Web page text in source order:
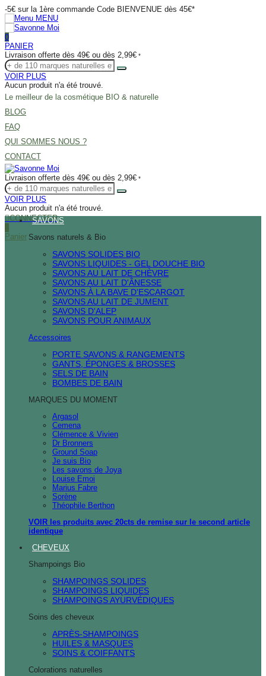
Livraison en 48h *
MENU
0
PANIER
Livraison offerte dès 49€ ou dès 2,99€ *
VOIR PLUS
Aucun produit n'a été trouvé.
Le meilleur de la cosmétique BIO & naturelle
BLOG
FAQ
QUI SOMMES NOUS ?
CONTACT
Livraison offerte dès 49€ ou dès 2,99€ *
VOIR PLUS
Aucun produit n'a été trouvé.
CONNECTER
Panier
SAVONS
Savons naturels & Bio
SAVONS SOLIDES BIO
SAVONS LIQUIDES - GEL DOUCHE BIO
SAVONS AU LAIT DE CHÈVRE
SAVONS AU LAIT D'ÂNESSE
SAVONS À LA BAVE D'ESCARGOT
SAVONS AU LAIT DE JUMENT
SAVONS D'ALEP
SAVONS POUR ANIMAUX
Accessoires
PORTE SAVONS & RANGEMENTS
GANTS, ÉPONGES & BROSSES
SELS DE BAIN
BOMBES DE BAIN
MARQUES DU MOMENT
Argasol
Cemena
Clémence & Vivien
Dr Bronners
Ground Soap
Je suis Bio
Les savons de Joya
Louise Emoi
Marius Fabre
Sorène
Théophile Berthon
VOIR les produits avec 20cts de remise sur le second article
identique
CHEVEUX
Shampoings Bio
SHAMPOINGS SOLIDES
SHAMPOINGS LIQUIDES
SHAMPOINGS AYURVÉDIQUES
Soins des cheveux
APRÈS-SHAMPOINGS
HUILES & MASQUES
SOINS & COIFFANTS
Colorations naturelles